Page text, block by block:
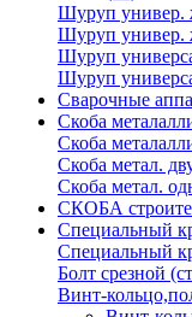
Шуруп универ.
Шуруп универ.
Шуруп
Шуруп
Сварочные
Скоба
Скоба
Скоба метал.
Скоба метал.
СКОБА
Специальный
Специальный
Болт срезной
Винт-